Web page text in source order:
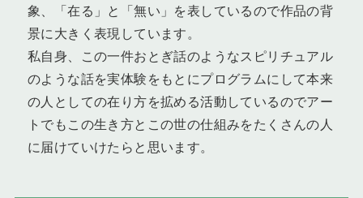
象、「在る」と「無い」を表しているので作品の背
景に大きく表現しています。
私自身、この一件おとぎ話のようなスピリチュアル
のような話を実体験をもとにプログラムにして本来
の人としての在り方を拡める活動しているのでアー
トでもこの生き方とこの世の仕組みをたくさんの人
に届けていけたらと思います。